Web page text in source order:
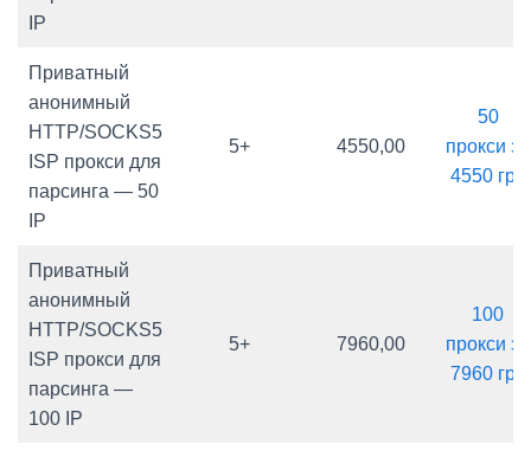
IP
Приватный
анонимный
HTTP/SOCKS5
ISP прокси для
парсинга — 50
IP
5+ 4550,00
50
прокси за
4550 грн
Приватный
анонимный
HTTP/SOCKS5
ISP прокси для
парсинга —
100 IP
5+ 7960,00
100
прокси за
7960 грн